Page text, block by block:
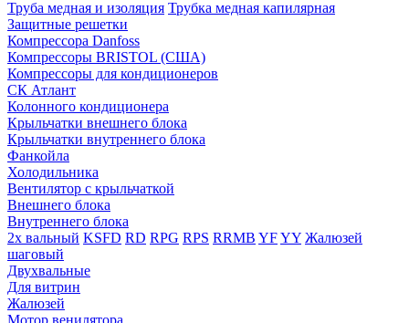
Труба медная и изоляция Трубка медная капилярная
Защитные решетки
Компрессора Danfoss
Компрессоры BRISTOL (США)
Компрессоры для кондиционеров
СК Атлант
Колонного кондиционера
Крыльчатки внешнего блока
Крыльчатки внутреннего блока
Фанкойла
Холодильника
Вентилятор с крыльчаткой
Внешнего блока
Внутреннего блока
2х вальный KSFD RD RPG RPS RRMB YFYY Жалюзей
шаговый
Двухвальные
Для витрин
Жалюзей
Мотор венилятора